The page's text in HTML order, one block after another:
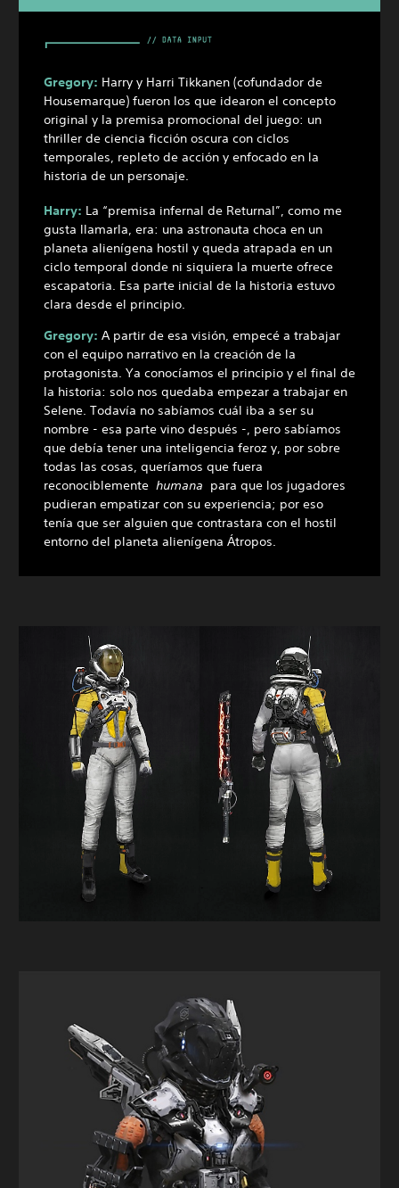
Gregory: Harry y Harri Tikkanen (cofundador de
Housemarque) fueron los que idearon el concepto
original y la premisa promocional del juego: un
thriller de ciencia ficción oscura con ciclos
temporales, repleto de acción y enfocado en la
historia de un personaje.
Harry: La “premisa infernal de Returnal”, como me
gusta llamarla, era: una astronauta choca en un
planeta alienígena hostil y queda atrapada en un
ciclo temporal donde ni siquiera la muerte ofrece
escapatoria. Esa parte inicial de la historia estuvo
clara desde el principio.
Gregory: A partir de esa visión, empecé a trabajar
con el equipo narrativo en la creación de la
protagonista. Ya conocíamos el principio y el final de
la historia: solo nos quedaba empezar a trabajar en
Selene. Todavía no sabíamos cuál iba a ser su
nombre - esa parte vino después -, pero sabíamos
que debía tener una inteligencia feroz y, por sobre
todas las cosas, queríamos que fuera
reconociblemente humana para que los jugadores
pudieran empatizar con su experiencia; por eso
tenía que ser alguien que contrastara con el hostil
entorno del planeta alienígena Átropos.